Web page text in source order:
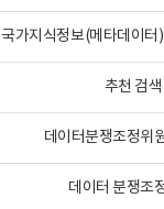
국가지식정보(메타데이터
추천 검
데이터분쟁조정위
데이터 분쟁조